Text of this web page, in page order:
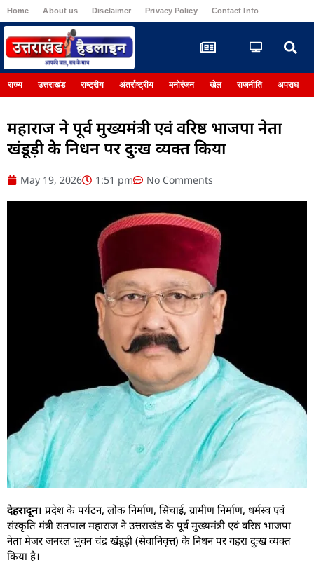
Home About us Disclaimer Privacy Policy Contact Info
राज्य उत्तराखंड राष्ट्रीय अंतर्राष्ट्रीय मनोरंजन खेल राजनीति अपराध
महाराज ने पूर्व मुख्यमंत्री एवं वरिष्ठ भाजपा नेता
खंडूड़ी के निधन पर दुःख व्यक्त किया
May 19, 2026 1:51 pm No Comments
देहरादून। प्रदेश के पर्यटन, लोक निर्माण, सिंचाई, ग्रामीण निर्माण, धर्मस्व एवं
संस्कृति मंत्री सतपाल महाराज ने उत्तराखंड के पूर्व मुख्यमंत्री एवं वरिष्ठ भाजपा
नेता मेजर जनरल भुवन चंद्र खंडूड़ी (सेवानिवृत्त) के निधन पर गहरा दुःख व्यक्त
किया है।